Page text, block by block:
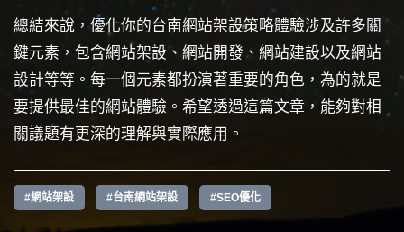
總結來說，優化你的台南網站架設策略體驗涉及許多關
鍵元素，包含網站架設、網站開發、網站建設以及網站
設計等等。每一個元素都扮演著重要的角色，為的就是
要提供最佳的網站體驗。希望透過這篇文章，能夠對相
關議題有更深的理解與實際應用。
#網站架設 #台南網站架設 #SEO優化